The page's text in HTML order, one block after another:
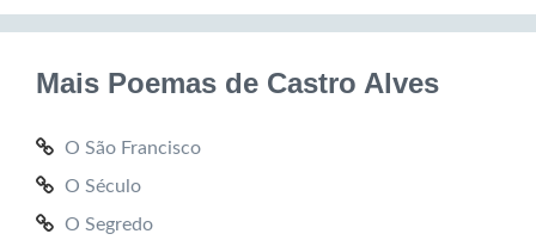
Mais Poemas de Castro Alves
O São Francisco
O Século
O Segredo